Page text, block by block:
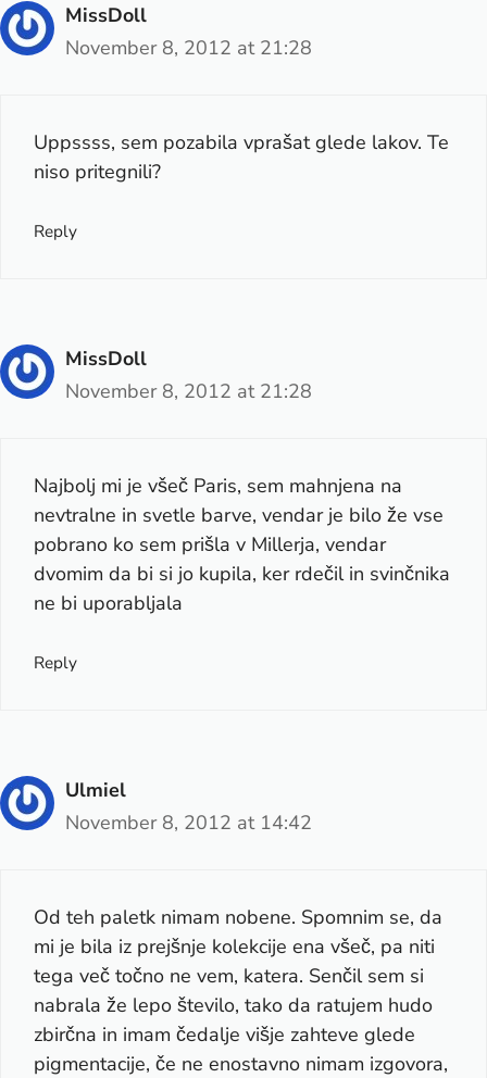
MissDoll
November 8, 2012 at 21:28
Uppssss, sem pozabila vprašat glede lakov. Te
niso pritegnili?
Reply
MissDoll
November 8, 2012 at 21:28
Najbolj mi je všeč Paris, sem mahnjena na
nevtralne in svetle barve, vendar je bilo že vse
pobrano ko sem prišla v Millerja, vendar
dvomim da bi si jo kupila, ker rdečil in svinčnika
ne bi uporabljala
Reply
Ulmiel
November 8, 2012 at 14:42
Od teh paletk nimam nobene. Spomnim se, da
mi je bila iz prejšnje kolekcije ena všeč, pa niti
tega več točno ne vem, katera. Senčil sem si
nabrala že lepo število, tako da ratujem hudo
zbirčna in imam čedalje višje zahteve glede
pigmentacije, če ne enostavno nimam izgovora,